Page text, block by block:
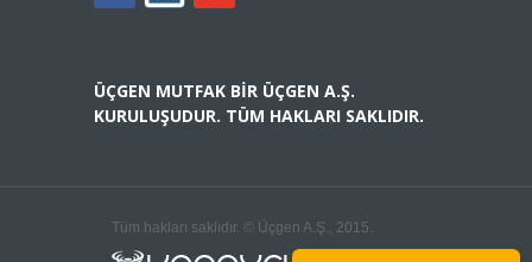
ÜÇGEN MUTFAK BIR ÜÇGEN A.Ş.
KURULUŞUDUR. TÜM HAKLARI SAKLIDIR.
Tüm hakları saklıdır. © Üçgen A.Ş., 2015.